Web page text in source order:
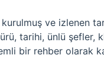
kurulmuş ve izlenen
tarihi, ünlü şefler,
bir rehber olarak